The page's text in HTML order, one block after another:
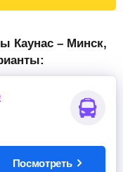
Посмотреть